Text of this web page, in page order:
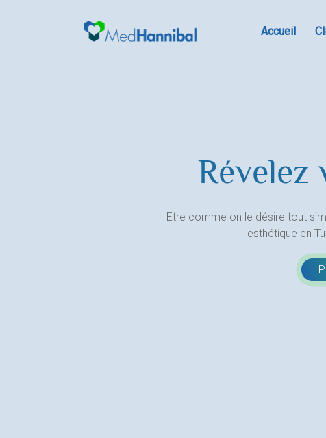
Accueil
Révelez
Etre comme on le désire tout
esthétique en